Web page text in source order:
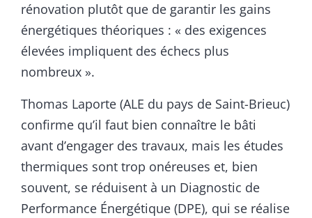
rénovation plutôt que de garantir les gains
énergétiques théoriques : « des exigences
élevées impliquent des échecs plus
nombreux ».
Thomas Laporte (ALE du pays de Saint-Brieuc)
confirme qu’il faut bien connaître le bâti
avant d’engager des travaux, mais les études
thermiques sont trop onéreuses et, bien
souvent, se réduisent à un Diagnostic de
Performance Énergétique (DPE), qui se réalise